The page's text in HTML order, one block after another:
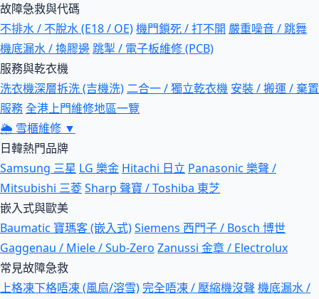
故障急救與代碼
不排水 / 不脫水 (E18 / OE)機門鎖死 / 打不開 嚴重噪音 / 跳舞
機底漏水 / 換膠邊跳掣 / 電子板維修 (PCB)
服務與乾衣機
洗衣機深層拆洗 (吉機洗) 二合一 / 獨立乾衣機 安裝 / 搬運 / 棄置
服務全港上門維修地區一覽
🌦 雪櫃維修 ▼
日韓熱門品牌
Samsung 三星 LG 樂金 Hitachi 日立 Panasonic 樂聲 /
Mitsubishi 三菱Sharp 聲寶 / Toshiba 東芝
嵌入式與歐美
Baumatic 寶瑪客 (嵌入式)Siemens 西門子 / Bosch 博世
Gaggenau / Miele / Sub-Zero Zanussi 金章 / Electrolux
常見故障急救
上格凍下格唔凍 (風扇/溶雪)完全唔凍 / 壓縮機沒聲 機底漏水 /